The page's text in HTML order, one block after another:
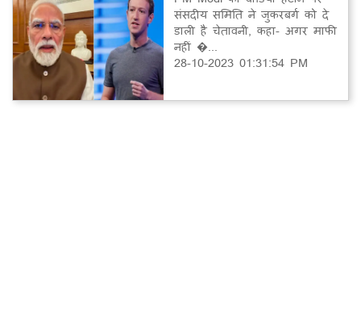
संसदीय समिति ने जुकरबर्ग को दे
डाली है चेतावनी, कहा- अगर माफी
नहीं �...
28-10-2023 01:31:54 PM